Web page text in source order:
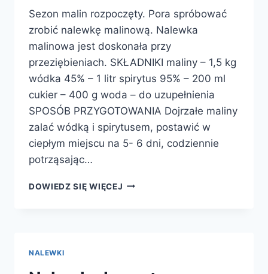
Sezon malin rozpoczęty. Pora spróbować
zrobić nalewkę malinową. Nalewka
malinowa jest doskonała przy
przeziębieniach. SKŁADNIKI maliny – 1,5 kg
wódka 45% – 1 litr spirytus 95% – 200 ml
cukier – 400 g woda – do uzupełnienia
SPOSÓB PRZYGOTOWANIA Dojrzałe maliny
zalać wódką i spirytusem, postawić w
ciepłym miejscu na 5- 6 dni, codziennie
potrząsając…
DOWIEDZ SIĘ WIĘCEJ NALEWKA
NALEWKI